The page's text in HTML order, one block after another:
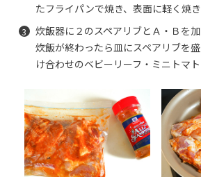
たフライパンで焼き、表面に軽く焼き
炊飯器に２のスペアリブとＡ・Ｂを加
炊飯が終わったら皿にスペアリブを
け合わせのベビーリーフ・ミニトマト